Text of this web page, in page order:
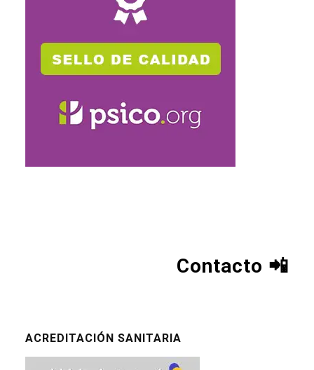
Contacto 📲
ACREDITACIÓN SANITARIA